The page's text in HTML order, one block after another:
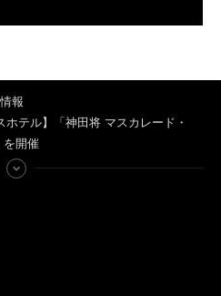
報
ホテル】「神田将 マスカレード・
を開催